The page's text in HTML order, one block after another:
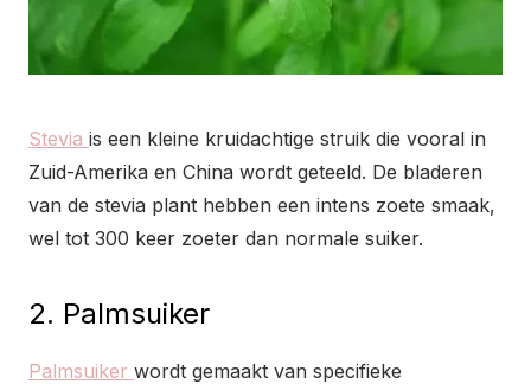
Stevia is een kleine kruidachtige struik die vooral in
Zuid-Amerika en China wordt geteeld. De bladeren
van de stevia plant hebben een intens zoete smaak,
wel tot 300 keer zoeter dan normale suiker.
2. Palmsuiker
Palmsuiker wordt gemaakt van specifieke